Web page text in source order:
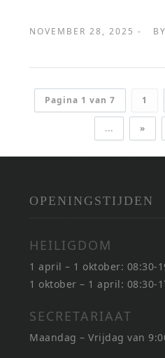
NOVEMBER 28, 2025 -
Pagina 1 van 7 1
... »
OPENINGSTIJDEN
HEILIGDOM
1 april – 1 oktober: 08:30-
1 oktober – 1 april: 08:30-
SECRETARIAAT
Maandag – Vrijdag van